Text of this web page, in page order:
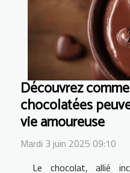
Découvrez
chocolatées
vie amoureuse
Mardi 3 juin 2025 09:10
Le chocolat, allié